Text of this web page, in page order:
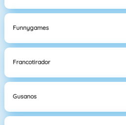
Funnygames
Francotirador
Gusanos